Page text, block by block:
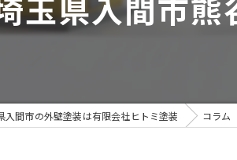
玉県入間市
入間市の外壁塗装は有限会社ヒトミ塗装 コラム